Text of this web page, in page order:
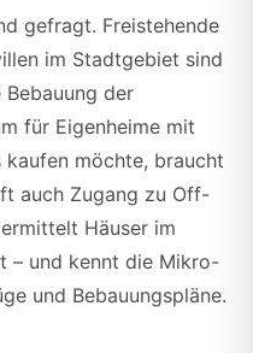
gefragt. Freistehende
im Stadtgebiet sind
der
für Eigenheime mit
kaufen möchte, braucht
auch Zugang zu Off-
Häuser im
– und kennt die Mikro-
und Bebauungspläne.